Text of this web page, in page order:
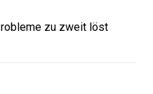
zu zweit löst